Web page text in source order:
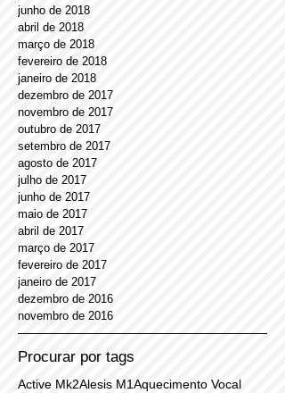
abril de 2026
dezembro de 2024
julho de 2018
junho de 2018
abril de 2018
março de 2018
fevereiro de 2018
janeiro de 2018
dezembro de 2017
novembro de 2017
outubro de 2017
setembro de 2017
agosto de 2017
julho de 2017
junho de 2017
maio de 2017
abril de 2017
março de 2017
fevereiro de 2017
janeiro de 2017
dezembro de 2016
novembro de 2016